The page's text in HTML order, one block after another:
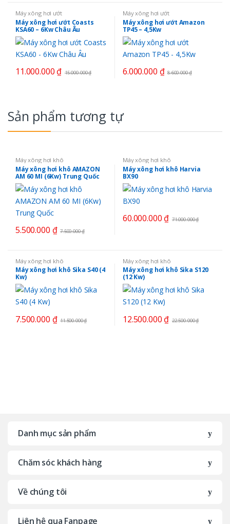
Máy xông hơi ướt
Máy xông hơi ướt Coasts
KSA60 – 6Kw Châu Âu
11.000.000 ₫ 15.000.000₫
Máy xông hơi ướt
Máy xông hơi ướt Amazon
TP45 – 4,5Kw
6.000.000 ₫ 8.600.000₫
Sản phẩm tương tự
Máy xông hơi khô
Máy xông hơi khô AMAZON
AM 60 MI (6Kw) Trung Quốc
5.500.000 ₫ 7.500.000₫
Máy xông hơi khô
Máy xông hơi khô Harvia
BX90
60.000.000 ₫ 71.000.000₫
Máy xông hơi khô
Máy xông hơi khô Sika S40 (4
Kw)
7.500.000 ₫ 11.500.000₫
Máy xông hơi khô
Máy xông hơi khô Sika S120
(12 Kw)
12.500.000 ₫ 22.500.000₫
Danh mục sản phẩm
Chăm sóc khách hàng
Về chúng tôi
Liên hệ qua Fanpage